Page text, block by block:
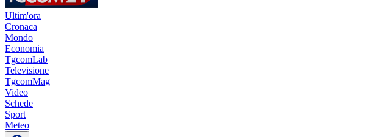
Ultim'ora
Cronaca
Mondo
Economia
TgcomLab
Televisione
TgcomMag
Video
Schede
Sport
Meteo